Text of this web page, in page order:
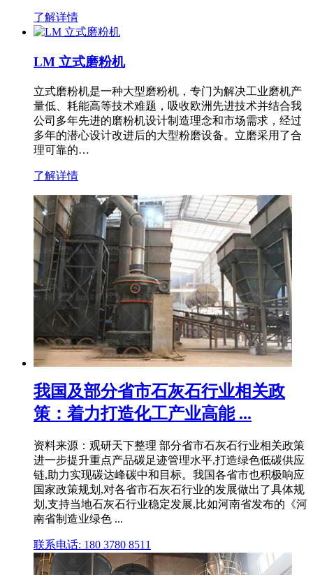
了解详情
LM 立式磨粉机
立式磨粉机是一种大型磨粉机，专门为解决工业磨机产
量低、耗能高等技术难题，吸收欧洲先进技术并结合我
公司多年先进的磨粉机设计制造理念和市场需求，经过
多年的潜心设计改进后的大型粉磨设备。立磨采用了合
理可靠的…
了解详情
我国及部分省市石灰石行业相关政
策：着力打造化工产业高能 ...
资料来源：观研天下整理 部分省市石灰石行业相关政策
进一步提升重点产品碳足迹管理水平,打造绿色低碳供应
链,助力实现碳达峰碳中和目标。我国各省市也积极响应
国家政策规划,对各省市石灰石行业的发展做出了具体规
划,支持当地石灰石行业稳定发展,比如河南省发布的《河
南省制造业绿色 ...
联系电话: 180 3780 8511